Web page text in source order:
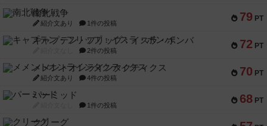
79 PT
南北戦争
紹介文あり 1件の投稿
72 PT
キャプテン・フリップ：イスラ・ボンバ
2件の投稿
70 PT
メメントオンラインタクティクス
紹介文あり 4件の投稿
68 PT
パーミッド
1件の投稿
クリーグ